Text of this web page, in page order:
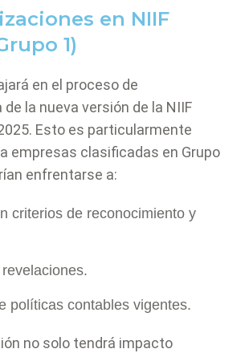
en NIIF
1)
en el proceso de
la nueva versión de la NIIF
Esto es particularmente
empresas clasificadas en Grupo
enfrentarse a:
criterios de reconocimiento y
políticas contables vigentes.
no solo tendrá impacto